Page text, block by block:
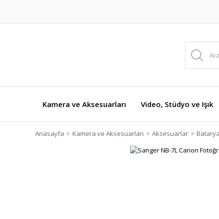
Kamera ve Aksesuarları Video, Stüdyo ve Işık
Anasayfa Kamera ve Aksesuarları Aksesuarlar